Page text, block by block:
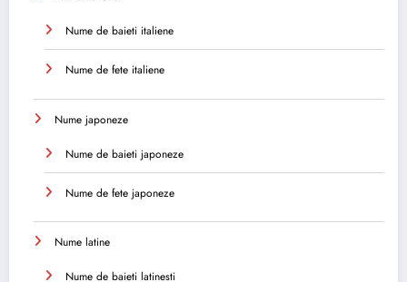
Nume de baieti italiene
Nume de fete italiene
Nume japoneze
Nume de baieti japoneze
Nume de fete japoneze
Nume latine
Nume de baieti latinesti